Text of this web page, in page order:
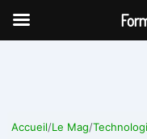
Aller
Accueil/Le Mag/